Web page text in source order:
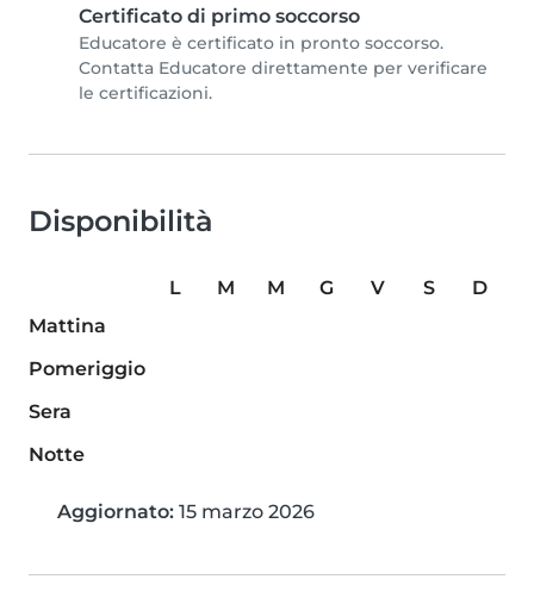
Certificato di primo soccorso
Educatore è certificato in pronto soccorso.
Contatta Educatore direttamente per verificare
le certificazioni.
Disponibilità
L M M G V S
D
Mattina
Pomeriggio
Sera
Notte
Aggiornato: 15 marzo 2026